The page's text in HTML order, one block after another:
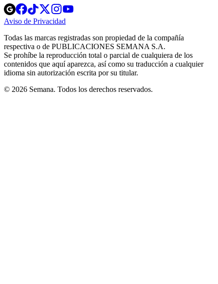
Opens
in
new
Opens
in
new
Opens
in
new
window
Opens
new
windowwindow
Aviso de Privacidad
new
window
Todas las marcas registradas son propiedad de la compañía
respectiva o de PUBLICACIONES SEMANA S.A.
Se prohíbe la reproducción total o parcial de cualquiera de los
contenidos que aquí aparezca, así como su traducción a cualquier
idioma sin autorización escrita por su titular.
© 2026 Semana. Todos los derechos reservados.